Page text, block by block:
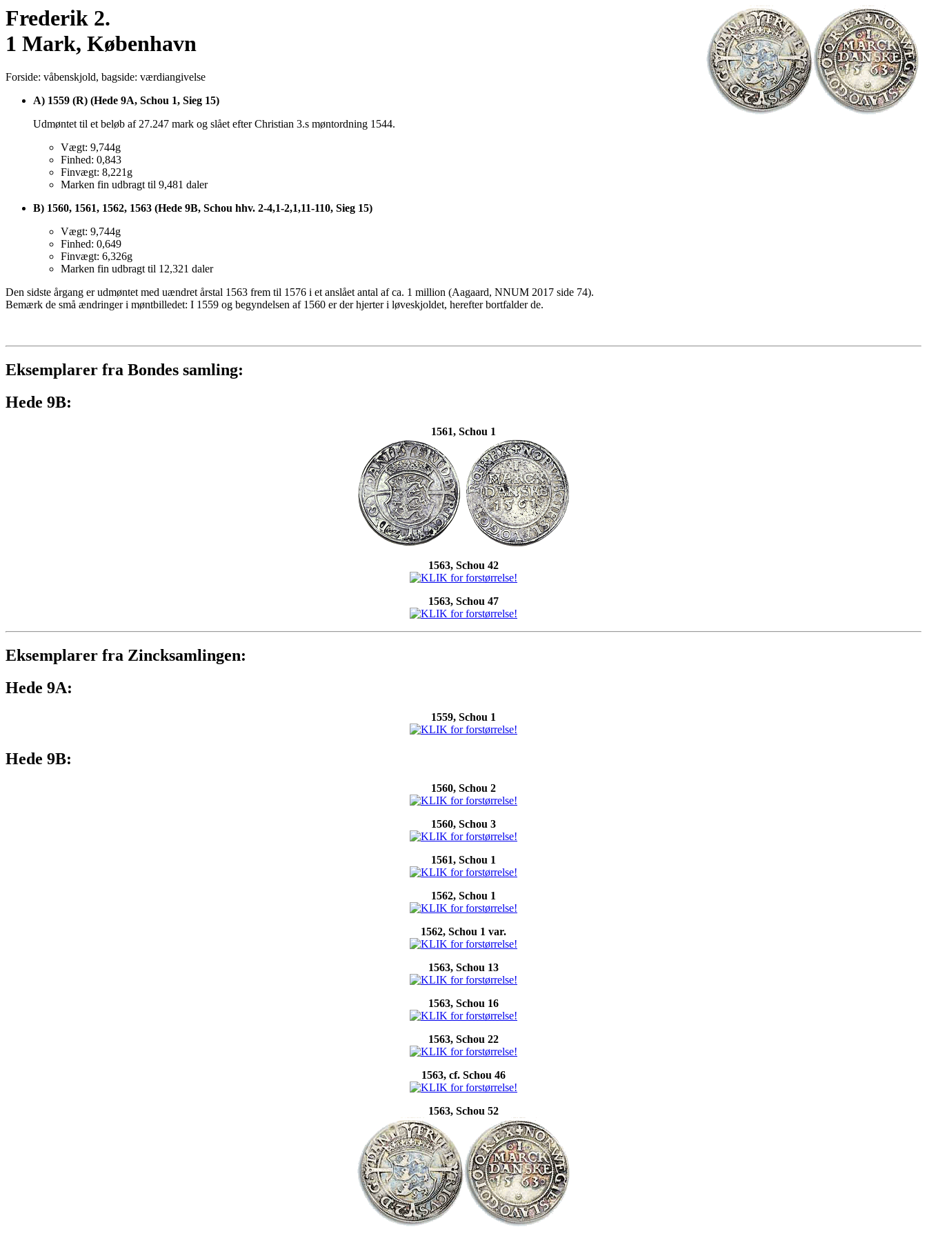
Frederik 2.
1 Mark, København
Forside: våbenskjold, bagside: værdiangivelse
A) 1559 (R) (Hede 9A, Schou 1, Sieg 15)
Udmøntet til et beløb af 27.247 mark og slået efter Christian 3.s møntordning 1544.
Vægt: 9,744g
Finhed: 0,843
Finvægt: 8,221g
Marken fin udbragt til 9,481 daler
B) 1560, 1561, 1562, 1563 (Hede 9B, Schou hhv. 2-4,1-2,1,11-110, Sieg 15)
Vægt: 9,744g
Finhed: 0,649
Finvægt: 6,326g
Marken fin udbragt til 12,321 daler
Den sidste årgang er udmøntet med uændret årstal 1563 frem til 1576 i et anslået antal af ca. 1 million (Aagaard, NNUM 2017 side 74).
Bemærk de små ændringer i møntbilledet: I 1559 og begyndelsen af 1560 er der hjerter i løveskjoldet, herefter bortfalder de.
Eksemplarer fra Bondes samling:
Hede 9B:
1561, Schou 1
1563, Schou 42
1563, Schou 47
Eksemplarer fra Zincksamlingen:
Hede 9A:
1559, Schou 1
Hede 9B:
1560, Schou 2
1560, Schou 3
1561, Schou 1
1562, Schou 1
1562, Schou 1 var.
1563, Schou 13
1563, Schou 16
1563, Schou 22
1563, cf. Schou 46
1563, Schou 52